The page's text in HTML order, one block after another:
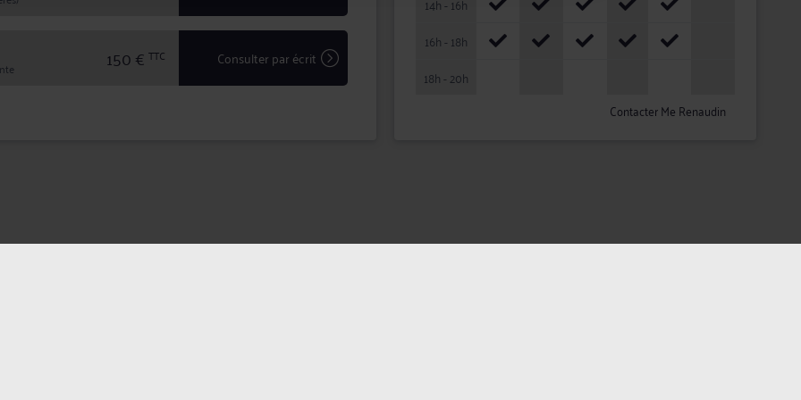
150 € TTC Consulter par écrit
16h - 18h
18h - 20h
Contacter Me Renaudin